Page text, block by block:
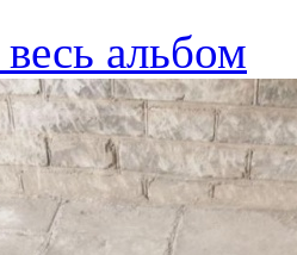
альбом